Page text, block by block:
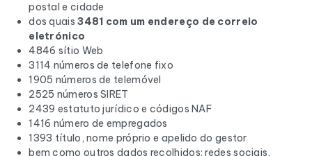
postal e cidade
dos quais3481 com um endereço de correio
eletrónico
4846 sítio Web
3114 números de telefone fixo
1905 números de telemóvel
2525 números SIRET
2439 estatuto jurídico e códigos NAF
1416 número de empregados
1393 título, nome próprio e apelido do gestor
bem como outros dados recolhidos: redes sociais,